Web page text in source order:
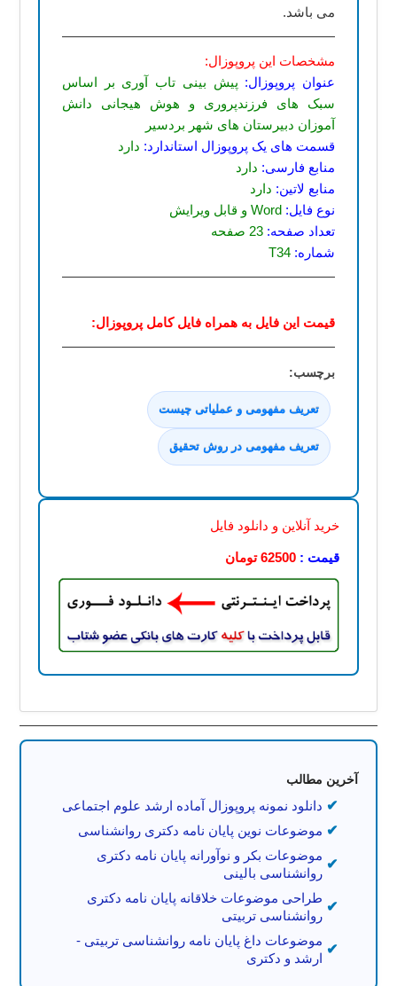
می باشد.
مشخصات این پروپوزال:
عنوان پروپوزال: پیش بینی تاب آوری بر اساس
سبک های فرزندپروری و هوش هیجانی دانش
آموزان دبیرستان های شهر بردسیر
قسمت های یک پروپوزال استاندارد: دارد
منابع فارسی: دارد
منابع لاتین: دارد
نوع فایل: Word و قابل ویرایش
تعداد صفحه: 23 صفحه
شماره: T34
قیمت این فایل به همراه فایل کامل پروپوزال:
تعریف مفهومی و عملیاتی چیست
تعریف مفهومی در روش تحقیق
خرید آنلاین و دانلود فایل
قیمت :
آخرین مطالب
دانلود نمونه پروپوزال آماده ارشد علوم اجتماعی
موضوعات نوین پایان نامه دکتری روانشناسی
موضوعات بکر و نوآورانه پایان نامه دکتری
روانشناسی بالینی
طراحی موضوعات خلاقانه پایان نامه دکتری
روانشناسی تربیتی
موضوعات داغ پایان نامه روانشناسی تربیتی -
ارشد و دکتری